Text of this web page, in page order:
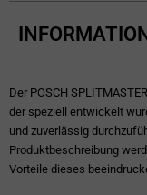
Der POSCH
der speziell entwickelt
und zuverlässig
Produktbeschreibung
Vorteile dieses